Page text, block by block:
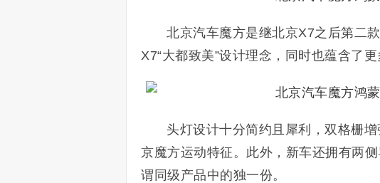
北京汽车魔方是继北京X7之后第二
X7“大都致美”设计理念，同时也蕴含了
头灯设计十分简约且犀利，双格栅
京魔方运动特征。此外，新车还拥有两
谓同级产品中的独一份。